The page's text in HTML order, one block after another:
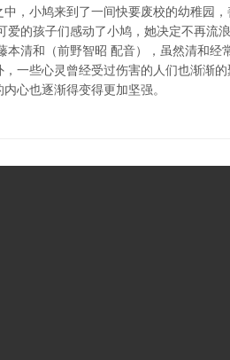
，小鸠来到了一间快要废校的幼稚园
的孩子们感动了小鸠，她决定不再流
清和（前野智昭 配音），虽然清和经
一些心灵曾经受过伤害的人们也渐渐的
心也逐渐得变得更加坚强。